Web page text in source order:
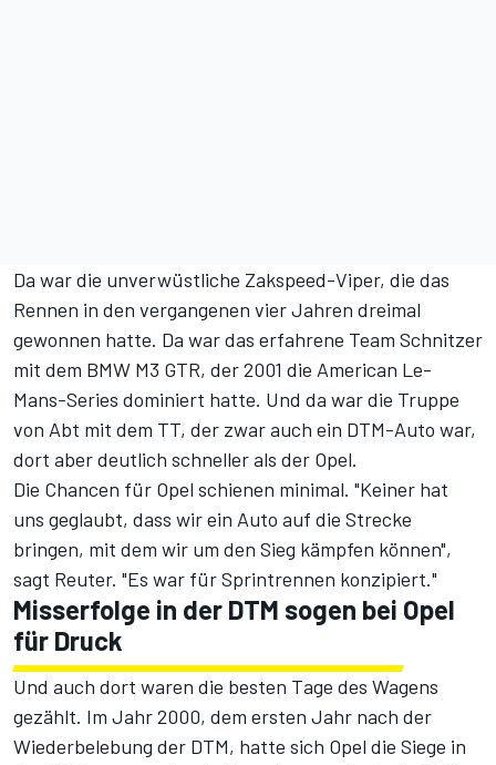
Da war die unverwüstliche Zakspeed-Viper, die das
Rennen in den vergangenen vier Jahren dreimal
gewonnen hatte. Da war das erfahrene Team Schnitzer
mit dem BMW M3 GTR, der 2001 die American Le-
Mans-Series dominiert hatte. Und da war die Truppe
von Abt mit dem TT, der zwar auch ein DTM-Auto war,
dort aber deutlich schneller als der Opel.
Die Chancen für Opel schienen minimal. "Keiner hat
uns geglaubt, dass wir ein Auto auf die Strecke
bringen, mit dem wir um den Sieg kämpfen können",
sagt Reuter. "Es war für Sprintrennen konzipiert."
Misserfolge in der DTM sogen bei Opel
für Druck
Und auch dort waren die besten Tage des Wagens
gezählt. Im Jahr 2000, dem ersten Jahr nach der
Wiederbelebung der DTM, hatte sich Opel die Siege in